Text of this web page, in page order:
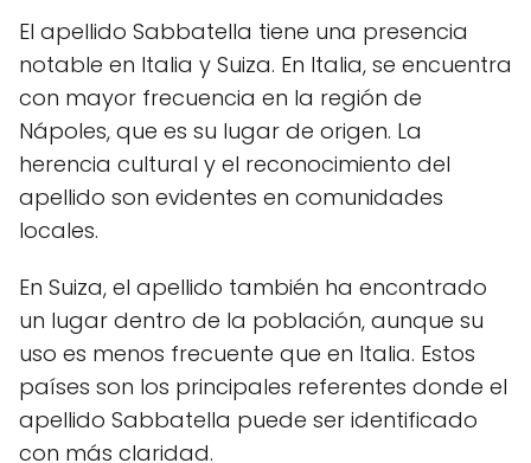
El apellido Sabbatella tiene una presencia
notable en Italia y Suiza. En Italia, se encuentra
con mayor frecuencia en la región de
Nápoles, que es su lugar de origen. La
herencia cultural y el reconocimiento del
apellido son evidentes en comunidades
locales.
En Suiza, el apellido también ha encontrado
un lugar dentro de la población, aunque su
uso es menos frecuente que en Italia. Estos
países son los principales referentes donde el
apellido Sabbatella puede ser identificado
con más claridad.